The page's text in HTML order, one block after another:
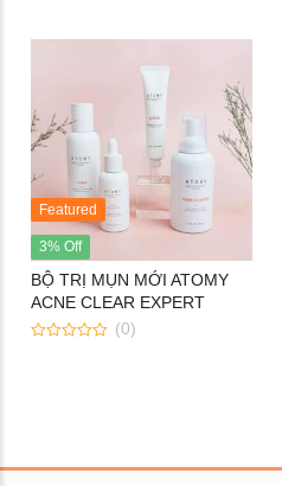
Featured
3% Off
BỘ TRỊ MỤN MỚI ATOMY
ACNE CLEAR EXPERT
SYSTEM
(0)
Nước hoa hồng dưỡng trắng
da Atomy Absolute Cellactive
Toner 150ML
Kem nền Atomy Absolute BB
Cream
Set Atomy Evening Care Hàn
Quốc - Bộ sản phẩm chăm sóc